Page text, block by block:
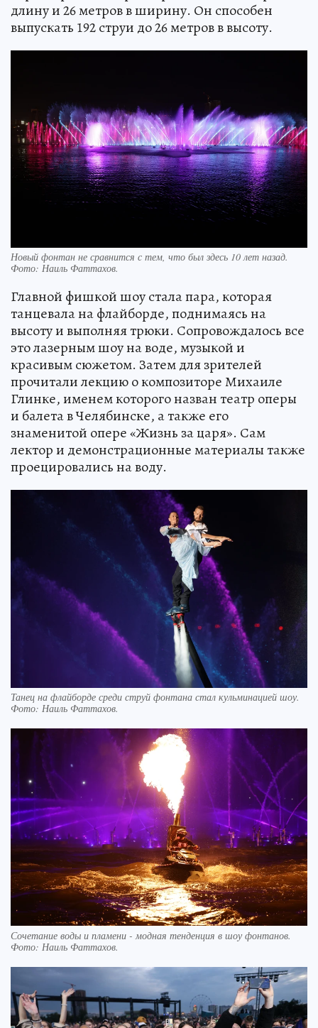
длину и 26 метров в ширину. Он способен
выпускать 192 струи до 26 метров в высоту.
Новый фонтан не сравнится с тем, что был здесь 10 лет назад.
Фото: Наиль Фаттахов.
Главной фишкой шоу стала пара, которая
танцевала на флайборде, поднимаясь на
высоту и выполняя трюки. Сопровождалось все
это лазерным шоу на воде, музыкой и
красивым сюжетом. Затем для зрителей
прочитали лекцию о композиторе Михаиле
Глинке, именем которого назван театр оперы
и балета в Челябинске, а также его
знаменитой опере «Жизнь за царя». Сам
лектор и демонстрационные материалы также
проецировались на воду.
Танец на флайборде среди струй фонтана стал кульминацией шоу.
Фото: Наиль Фаттахов.
Сочетание воды и пламени - модная тенденция в шоу фонтанов.
Фото: Наиль Фаттахов.